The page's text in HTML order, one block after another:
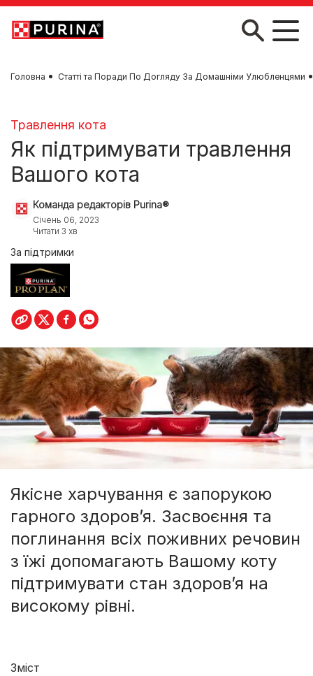
Skip to main content
Головна Статті та Поради По Догляду За Домашніми Улюбленцями
Травлення кота
Як підтримувати травлення
Вашого кота
Команда редакторів Purina®
Січень 06, 2023
Читати 3 хв
За підтримки
Якісне харчування є запорукою
гарного здоров’я. Засвоєння та
поглинання всіх поживних речовин
з їжі допомагають Вашому коту
підтримувати стан здоров’я на
високому рівні.
Зміст